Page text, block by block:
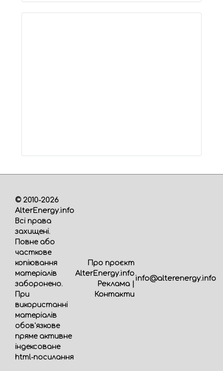
© 2010-2026
AlterEnergy.info
Всі права
захищені.
Повне або
часткове
копіювання
матеріалів
заборонено.
При
використанні
матеріалів
обов'язкове
пряме активне
індексоване
html-посилання
Про проєкт
AlterEnergy.info
Реклама|
Контакти
info@alterenergy.info